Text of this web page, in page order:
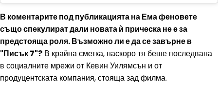
В коментарите под публикацията на Ема феновете
също спекулират дали новата ѝ прическа не е за
предстояща роля. Възможно ли е да се завърне в
"Писък 7"? В крайна сметка, наскоро тя беше последвана
в социалните мрежи от Кевин Уилямсън и от
продуцентската компания, стояща зад филма.